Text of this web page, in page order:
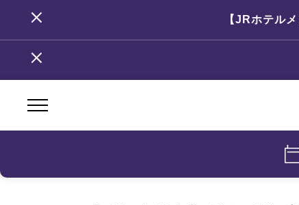
【JRホテル